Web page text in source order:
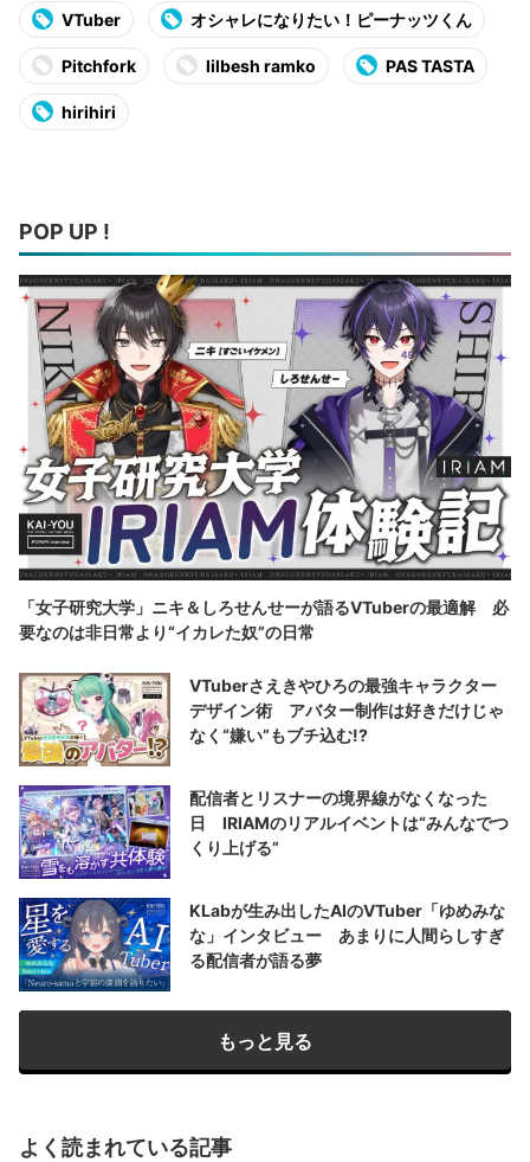
VTuber オシャレになりたい！ピーナッツくん
Pitchfork lilbesh ramko PAS TASTA
hirihiri
POP UP !
「女子研究大学」ニキ＆しろせんせーが語るVTuberの最適解 必
要なのは非日常より“イカレた奴”の日常
VTuberさえきやひろの最強キャラクター
デザイン術 アバター制作は好きだけじゃ
なく“嫌い”もブチ込む!?
配信者とリスナーの境界線がなくなった
日 IRIAMのリアルイベントは“みんなでつ
くり上げる”
KLabが生み出したAIのVTuber「ゆめみな
な」インタビュー あまりに人間らしすぎ
る配信者が語る夢
もっと見る
よく読まれている記事